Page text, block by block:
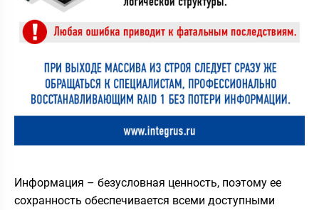
Информация – безусловная ценность, поэтому ее
сохранность обеспечивается всеми доступными